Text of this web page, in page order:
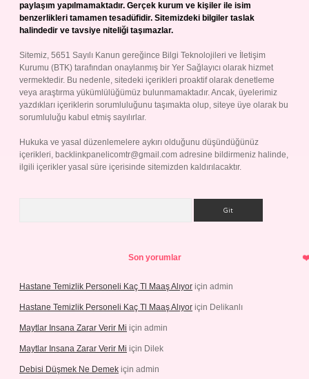
paylaşım yapılmamaktadır. Gerçek kurum ve kişiler ile isim
benzerlikleri tamamen tesadüfidir. Sitemizdeki bilgiler taslak
halindedir ve tavsiye niteliği taşımazlar.
Sitemiz, 5651 Sayılı Kanun gereğince Bilgi Teknolojileri ve İletişim
Kurumu (BTK) tarafından onaylanmış bir Yer Sağlayıcı olarak hizmet
vermektedir. Bu nedenle, sitedeki içerikleri proaktif olarak denetleme
veya araştırma yükümlülüğümüz bulunmamaktadır. Ancak, üyelerimiz
yazdıkları içeriklerin sorumluluğunu taşımakta olup, siteye üye olarak bu
sorumluluğu kabul etmiş sayılırlar.
Hukuka ve yasal düzenlemelere aykırı olduğunu düşündüğünüz
içerikleri, backlinkpanelicomtr@gmail.com adresine bildirmeniz halinde,
ilgili içerikler yasal süre içerisinde sitemizden kaldırılacaktır.
Son yorumlar
Hastane Temizlik Personeli Kaç Tl Maaş Alıyor için admin
Hastane Temizlik Personeli Kaç Tl Maaş Alıyor için Delikanlı
Maytlar Insana Zarar Verir Mi için admin
Maytlar Insana Zarar Verir Mi için Dilek
Debisi Düşmek Ne Demek için admin